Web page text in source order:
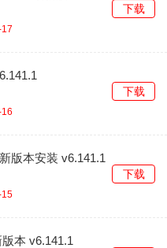
下载
下载
版本安装 v6.141.1
下载
本 v6.141.1